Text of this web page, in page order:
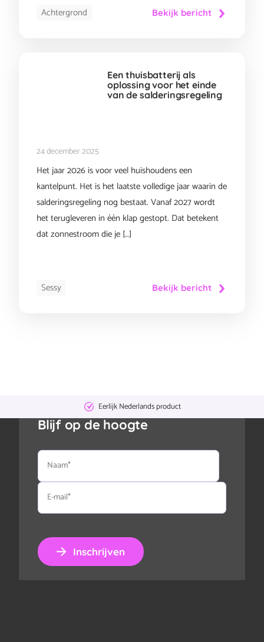
Achtergrond Bekijk bericht
Een thuisbatterij als
oplossing voor het einde
van de salderingsregeling
24 december 2025
Het jaar 2026 is voor veel huishoudens een
kantelpunt. Het is het laatste volledige jaar waarin de
salderingsregeling nog bestaat. Vanaf 2027 wordt
het terugleveren in één klap gestopt. Dat betekent
dat zonnestroom die je […]
Sessy Bekijk bericht
Eerlijk Nederlands product
Blijf op de hoogte
Naam
E-
mail
Inschrijven